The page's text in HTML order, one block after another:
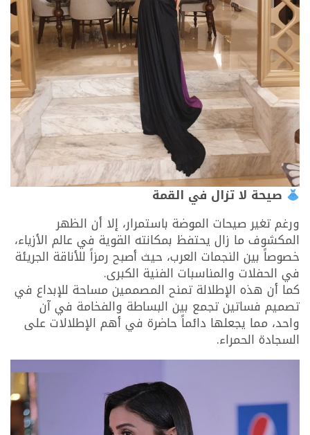
صيحة لا تزال في القمة
ورغم تغير صيحات الموضة باستمرار، إلا أن الظهر
المكشوف ما زال يحتفظ بمكانته القوية في عالم الأزياء،
خصوصاً بين النجمات العرب، حيث أصبح رمزاً للأناقة الجريئة
في الحفلات والمناسبات الفنية الكبرى.
كما أن هذه الإطلالة تمنح المصممين مساحة للإبداع في
تصميم فساتين تجمع بين البساطة والفخامة في آن
واحد، مما يجعلها دائماً حاضرة في أهم الإطلالات على
السجادة الحمراء.